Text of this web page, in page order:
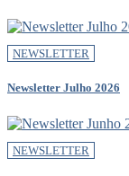
NEWSLETTER
Newsletter Julho 2026
NEWSLETTER